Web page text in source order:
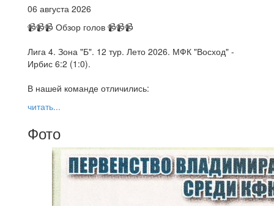
06 августа 2026
📹📹📹 Обзор голов 📹📹📹
Лига 4. Зона "Б". 12 тур. Лето 2026. МФК "Восход" -
Ирбис 6:2 (1:0).
В нашей команде отличились:
читать...
Фото